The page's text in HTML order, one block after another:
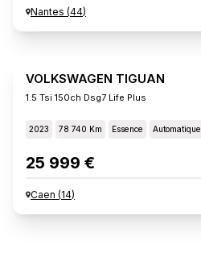
Nantes (44)
VOLKSWAGEN TIGUAN
1.5 Tsi 150ch Dsg7 Life Plus
2023 78 740 Km Essence Automatique
25 999 €
Caen (14)